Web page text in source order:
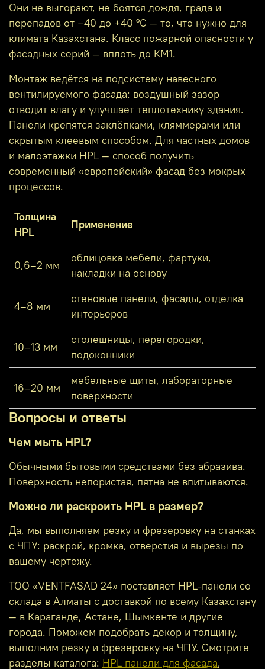
Они не выгорают, не боятся дождя, града и
перепадов от −40 до +40 °C — то, что нужно для
климата Казахстана. Класс пожарной опасности у
фасадных серий — вплоть до КМ1.
Монтаж ведётся на подсистему навесного
вентилируемого фасада: воздушный зазор
отводит влагу и улучшает теплотехнику здания.
Панели крепятся заклёпками, кляммерами или
скрытым клеевым способом. Для частных домов
и малоэтажки HPL — способ получить
современный «европейский» фасад без мокрых
процессов.
Толщина
HPL
Применение
0,6–2 мм
облицовка мебели, фартуки,
накладки на основу
4–8 мм
стеновые панели, фасады, отделка
интерьеров
10–13 мм
столешницы, перегородки,
подоконники
16–20 мм
мебельные щиты, лабораторные
поверхности
Вопросы и ответы
Чем мыть HPL?
Обычными бытовыми средствами без абразива.
Поверхность непористая, пятна не впитываются.
Можно ли раскроить HPL в размер?
Да, мы выполняем резку и фрезеровку на станках
с ЧПУ: раскрой, кромка, отверстия и вырезы по
вашему чертежу.
ТОО «VENTFASAD 24» поставляет HPL-панели со
склада в Алматы с доставкой по всему Казахстану
— в Караганде, Астане, Шымкенте и другие
города. Поможем подобрать декор и толщину,
выполним резку и фрезеровку на ЧПУ. Смотрите
разделы каталога: HPL панели для фасада,